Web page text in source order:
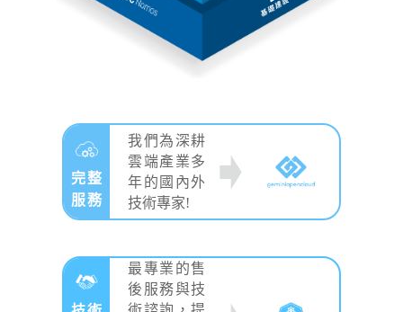
完整
服務
我們為深耕
雲端產業多
年的國內外
技術專家!
最專業的售
後服務與技